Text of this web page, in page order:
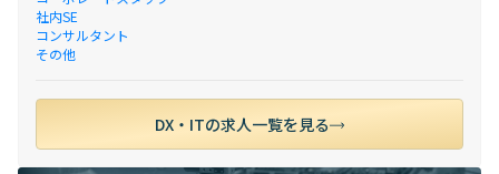
社内SE
コンサルタント
その他
DX・ITの求人一覧を見る